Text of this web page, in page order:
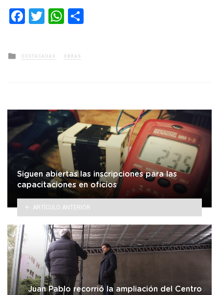
Facebook
TwitterWhatsApp
Posted
in
DESTACADAS OBRAS
Siguen abiertas las inscripciones para las
capacitaciones en oficios
ARTÍCULO ANTERIOR
Juan Pablo recorrió la ampliación del Centro